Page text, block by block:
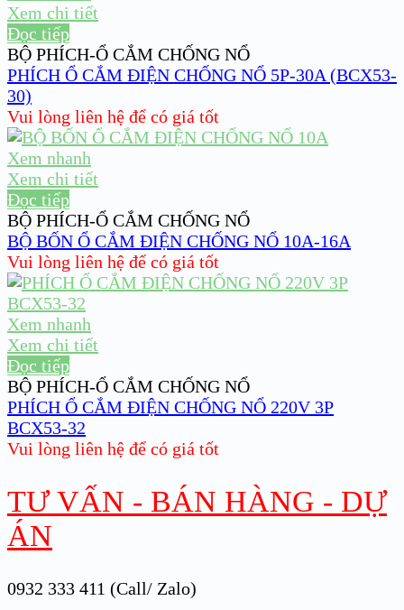
Xem chi tiết
Đọc tiếp
BỘ PHÍCH-Ổ CẮM CHỐNG NỔ
PHÍCH Ổ CẮM ĐIỆN CHỐNG NỔ 5P-30A (BCX53-
30)
Vui lòng liên hệ để có giá tốt
Xem nhanh
Xem chi tiết
Đọc tiếp
BỘ PHÍCH-Ổ CẮM CHỐNG NỔ
BỘ BỐN Ổ CẮM ĐIỆN CHỐNG NỔ 10A-16A
Vui lòng liên hệ để có giá tốt
Xem nhanh
Xem chi tiết
Đọc tiếp
BỘ PHÍCH-Ổ CẮM CHỐNG NỔ
PHÍCH Ổ CẮM ĐIỆN CHỐNG NỔ 220V 3P
BCX53-32
Vui lòng liên hệ để có giá tốt
TƯ VẤN - BÁN HÀNG - DỰ
ÁN
0932 333 411 (Call/ Zalo)